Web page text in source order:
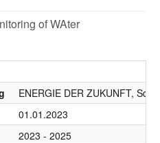
of WAter
ENERGIE DER ZUKUNFT,
01.01.2023
2023 - 2025